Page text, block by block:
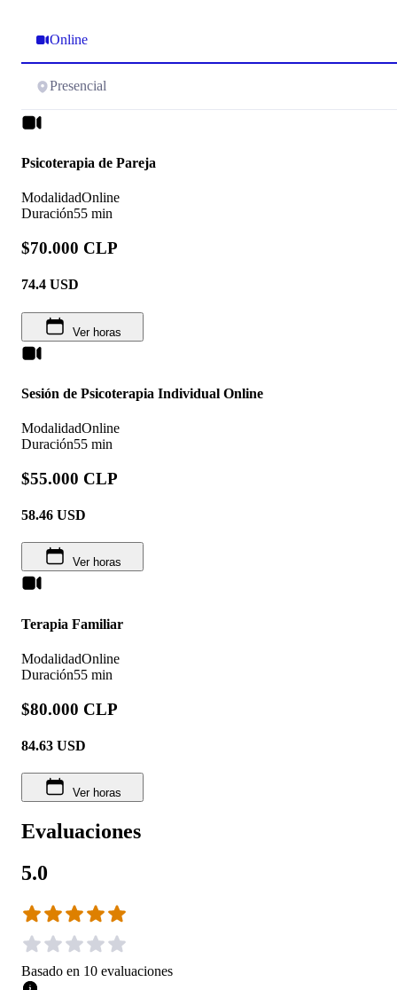
Online
Presencial
Psicoterapia de Pareja
ModalidadOnline
Duración55 min
$70.000 CLP
74.4 USD
Ver horas
Sesión de Psicoterapia Individual Online
ModalidadOnline
Duración55 min
$55.000 CLP
58.46 USD
Ver horas
Terapia Familiar
ModalidadOnline
Duración55 min
$80.000 CLP
84.63 USD
Ver horas
Evaluaciones
5.0
Basado en 10 evaluaciones